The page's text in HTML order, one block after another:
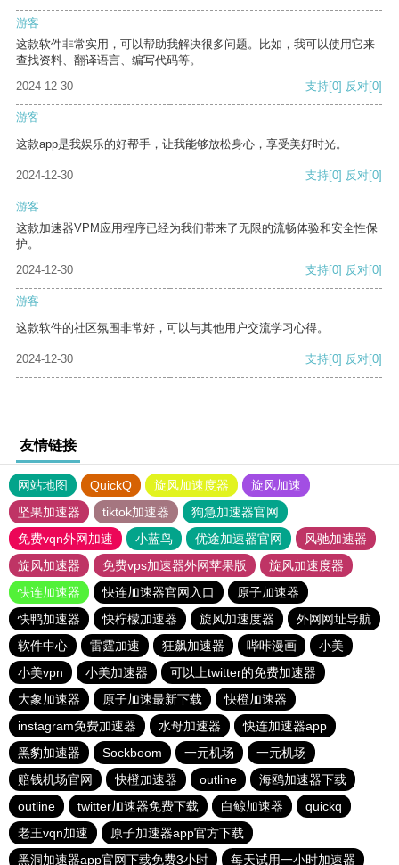
游客
这款软件非常实用，可以帮助我解决很多问题。比如，我可以使用它来
查找资料、翻译语言、编写代码等。
2024-12-30
支持[0] 反对[0]
游客
这款app是我娱乐的好帮手，让我能够放松身心，享受美好时光。
2024-12-30 支持[0] 反对[0]
游客
这款加速器VPM应用程序已经为我们带来了无限的流畅体验和安全性保
护。
2024-12-30
支持[0] 反对[0]
游客
这款软件的社区氛围非常好，可以与其他用户交流学习心得。
2024-12-30 支持[0] 反对[0]
友情链接
网站地图 QuickQ 旋风加速度器
旋风加速
坚果加速器
tiktok加速器
狗急加速器官网
免费vqn外网加速
小蓝鸟 优途加速器官网
风驰加速器
旋风加速器
免费vps加速器外网苹果版
旋风加速度器
快连加速器
快连加速器官网入口
原子加速器
快鸭加速器
快柠檬加速器 旋风加速度器
外网网址导航
软件中心
雷霆加速 狂飙加速器 哔咔漫画
小美
小美vpn
小美加速器
可以上twitter的免费加速器
大象加速器
原子加速最新下载
快橙加速器
instagram免费加速器
水母加速器
快连加速器app
黑豹加速器
Sockboom 一元机场
一元机场
赔钱机场官网
快橙加速器 outline
海鸥加速器下载
outline
twitter加速器免费下载 白鲸加速器
quickq
老王vqn加速
原子加速器app官方下载
黑洞加速器app官网下载免费3小时
每天试用一小时加速器